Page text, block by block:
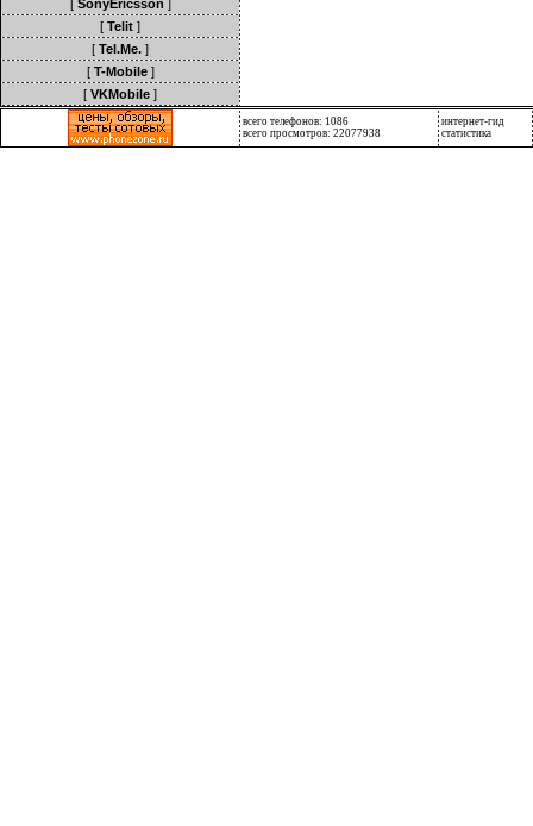
SonyEricsson
[ Telit ]
[ Tel.Me. ]
[ T-Mobile]
[ VKMobile ]
всего телефонов: 1086
всего просмотров: 22077938
интернет-гид
статистика